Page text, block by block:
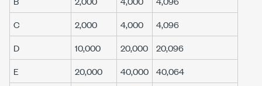
C
2,000 4,000
4,096
D
10,000 20,000
20,096
E
20,000 40,000
40,064